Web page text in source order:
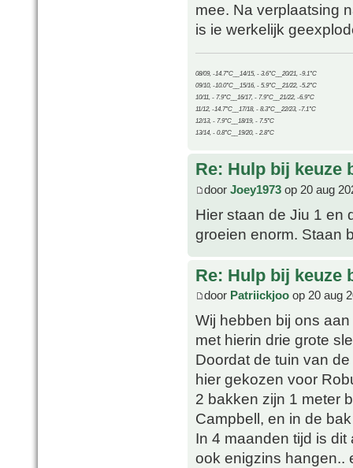
mee. Na verplaatsing
is ie werkelijk
08/09, -14.7°C__14/15, - 3.6°C__20/21, -9.1°C
09/10, -10.0°C__15/16, - 5.9°C__21/22, -5.2°C
10/11, - 7.9°C__16/17, - 7.9°C__21/22, -6.9°C
11/12, -14.7°C__17/18, - 8.3°C__22/23, -7.1°C
12/13, - 7.9°C__18/19, - 7.5°C
13/14, - 0.8°C__19/20, - 2.8°C
Re: Hulp bij keuze
door Joey1973 op 20 aug
Hier staan de Jiu 1 en
groeien enorm. Staan
Re: Hulp bij keuze
door Patriickjoo op 20 aug
Wij hebben bij ons
met hierin drie grote
Doordat de tuin van
hier gekozen voor
2 bakken zijn 1 meter
Campbell, en in de
In 4 maanden tijd is
ook enigzins hangen..